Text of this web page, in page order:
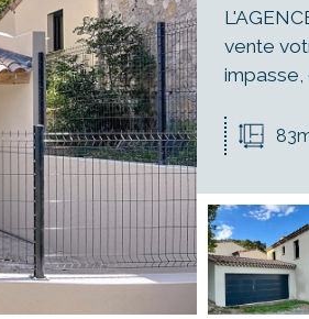
vente
impasse,